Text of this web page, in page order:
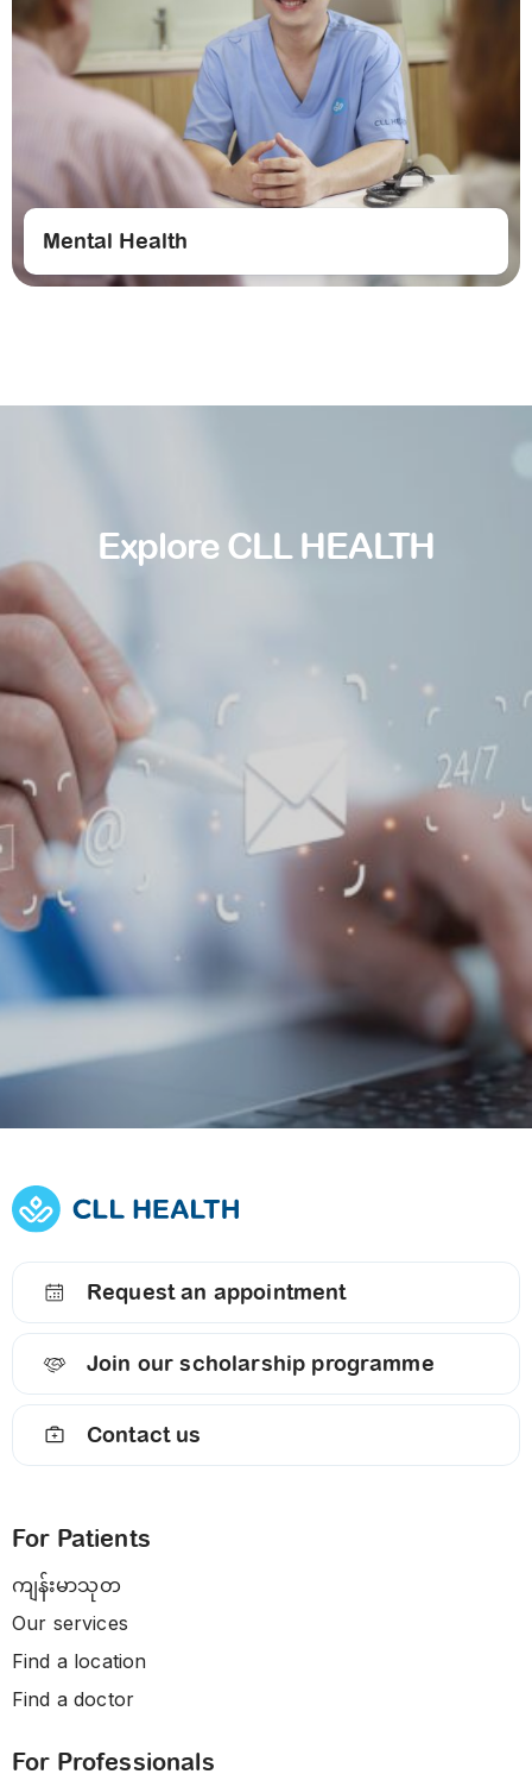
Mental Health
Explore CLL HEALTH
Find a doctor Find a location
Explore our
services
Opportunities at
Request an appointment
Join our scholarship programme
Contact us
For Patients
ကျန်းမာသုတ
Our services
Find a location
Find a doctor
For Professionals